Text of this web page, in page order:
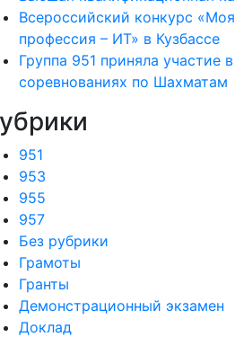
Всероссийский конкурс «Моя
профессия – ИТ» в Кузбассе
Группа 951 приняла участие в
соревнованиях по Шахматам
951
953
955
957
Без рубрики
Грамоты
Гранты
Демонстрационный экзамен
Доклад